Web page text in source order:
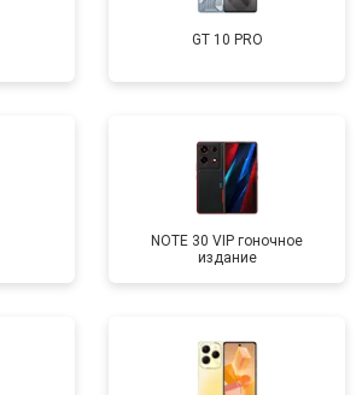
GT 10 PRO
NOTE 30 VIP гоночное
издание